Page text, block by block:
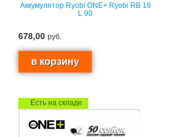
Аккумулятор Ryobi ONE+ Ryobi RB 18
L 90
678,00 руб.
Есть на складе